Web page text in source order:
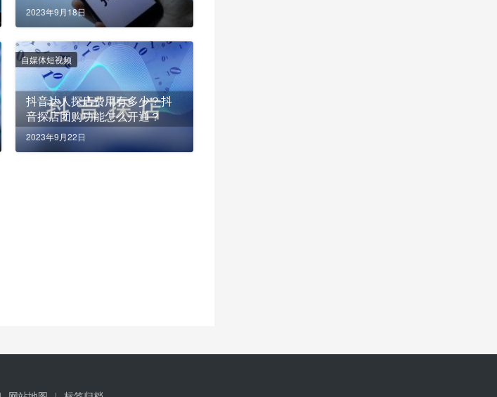
2023年9月18日
抖音达人探店费用有多少？抖
音探店团购功能怎么开通？
2023年9月22日
自媒体短视频